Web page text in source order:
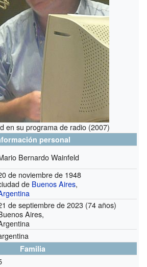
en su programa de radio (2007)
personal
Bernardo Wainfeld
de noviembre de 1948
de Buenos Aires,
de septiembre de 2023 (74 años)
Aires,
Familia